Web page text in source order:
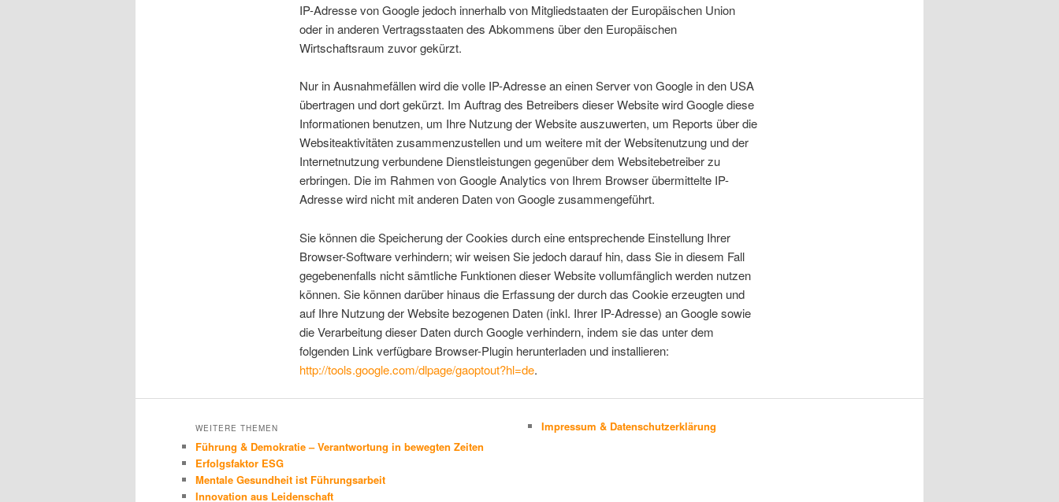
IP-Adresse von Google jedoch innerhalb von Mitgliedstaaten der Europäischen Union
oder in anderen Vertragsstaaten des Abkommens über den Europäischen
Wirtschaftsraum zuvor gekürzt.
Nur in Ausnahmefällen wird die volle IP-Adresse an einen Server von Google in den USA
übertragen und dort gekürzt. Im Auftrag des Betreibers dieser Website wird Google diese
Informationen benutzen, um Ihre Nutzung der Website auszuwerten, um Reports über die
Websiteaktivitäten zusammenzustellen und um weitere mit der Websitenutzung und der
Internetnutzung verbundene Dienstleistungen gegenüber dem Websitebetreiber zu
erbringen. Die im Rahmen von Google Analytics von Ihrem Browser übermittelte IP-
Adresse wird nicht mit anderen Daten von Google zusammengeführt.
Sie können die Speicherung der Cookies durch eine entsprechende Einstellung Ihrer
Browser-Software verhindern; wir weisen Sie jedoch darauf hin, dass Sie in diesem Fall
gegebenenfalls nicht sämtliche Funktionen dieser Website vollumfänglich werden nutzen
können. Sie können darüber hinaus die Erfassung der durch das Cookie erzeugten und
auf Ihre Nutzung der Website bezogenen Daten (inkl. Ihrer IP-Adresse) an Google sowie
die Verarbeitung dieser Daten durch Google verhindern, indem sie das unter dem
folgenden Link verfügbare Browser-Plugin herunterladen und installieren:
http://tools.google.com/dlpage/gaoptout?hl=de.
WEITERE THEMEN
Führung & Demokratie – Verantwortung in bewegten Zeiten
Erfolgsfaktor ESG
Mentale Gesundheit ist Führungsarbeit
Innovation aus Leidenschaft
Impressum & Datenschutzerklärung